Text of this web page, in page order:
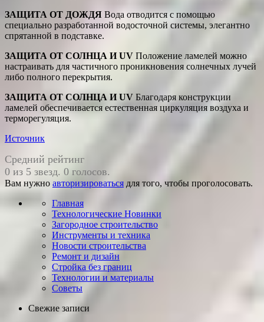
ЗАЩИТА ОТ ДОЖДЯ Вода отводится с помощью
специально разработанной водосточной системы, элегантно
спрятанной в подставке.
ЗАЩИТА ОТ СОЛНЦА И UV Положение ламелей можно
настраивать для частичного проникновения солнечных лучей
либо полного перекрытия.
ЗАЩИТА ОТ СОЛНЦА И UV Благодаря конструкции
ламелей обеспечивается естественная циркуляция воздуха и
терморегуляция.
Источник
Средний рейтинг
0 из 5 звезд. 0 голосов.
Вам нужно авторизироваться для того, чтобы проголосовать.
Главная
Технологические Новинки
Загородное строительство
Инструменты и техника
Новости строительства
Ремонт и дизайн
Стройка без границ
Технологии и материалы
Советы
Свежие записи